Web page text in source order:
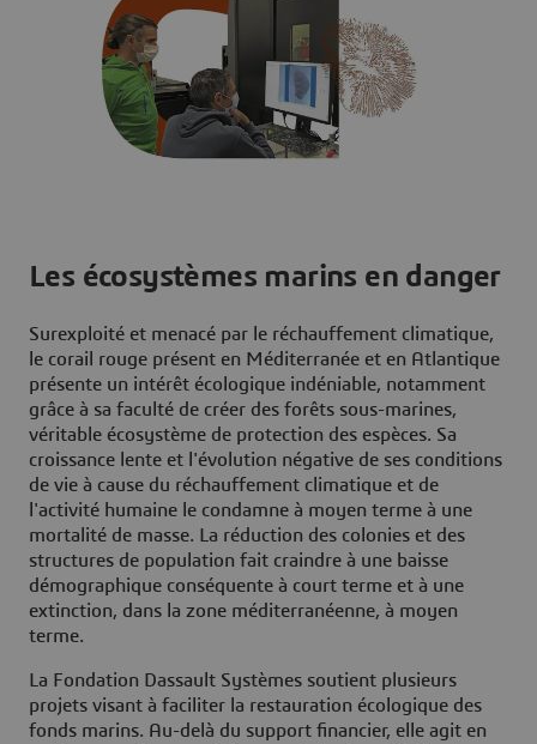
Les écosystèmes marins en danger
Surexploité et menacé par le réchauffement climatique,
le corail rouge présent en Méditerranée et en Atlantique
présente un intérêt écologique indéniable, notamment
grâce à sa faculté de créer des forêts sous-marines,
véritable écosystème de protection des espèces. Sa
croissance lente et l'évolution négative de ses conditions
de vie à cause du réchauffement climatique et de
l'activité humaine le condamne à moyen terme à une
mortalité de masse. La réduction des colonies et des
structures de population fait craindre à une baisse
démographique conséquente à court terme et à une
extinction, dans la zone méditerranéenne, à moyen
terme.
La Fondation Dassault Systèmes soutient plusieurs
projets visant à faciliter la restauration écologique des
fonds marins. Au-delà du support financier, elle agit en